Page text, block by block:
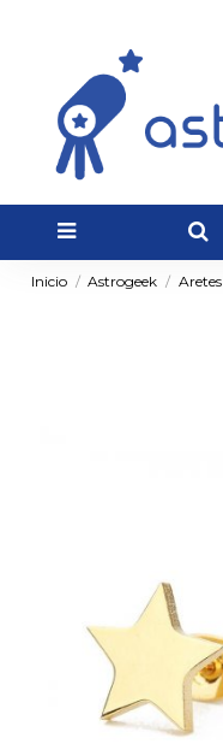
Inicio Astrogeek Aretes